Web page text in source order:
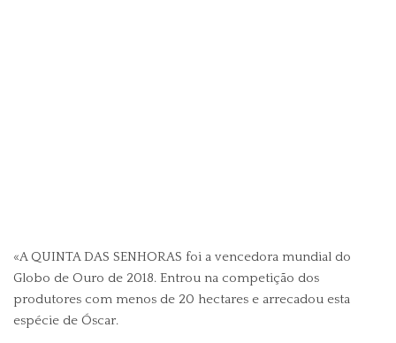
«A QUINTA DAS SENHORAS foi a vencedora mundial do
Globo de Ouro de 2018. Entrou na competição dos
produtores com menos de 20 hectares e arrecadou esta
espécie de Óscar.